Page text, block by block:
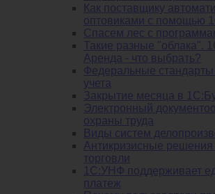
Как поставщику
оптовиками с помощью
Спасем лес с
Такие разные "облака".
Аренда - что выбрать?
Федеральные стандарты
учета
Закрытие месяца в
Электронный
охраны труда
Виды систем
Антикризисные
торговли
1С:УНФ поддерживает
платеж